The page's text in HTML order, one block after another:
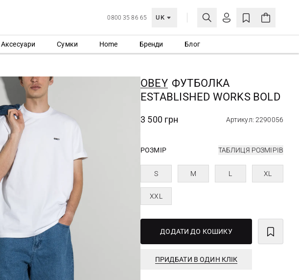
0800 35 86 65 UK
МОЯ ОБЛІКІВКА
Ще не зареєстровані?
СТВОРИТИ ОБЛІКІВКУ
Аксесуари Сумки Home Бренди Блог
OBEY ФУТБОЛКА
ESTABLISHED WORKS BOLD
3 500 грн Артикул: 2290056
РОЗМІР ТАБЛИЦЯ РОЗМІРІВ
S M L XL
XXL
ДОДАТИ ДО КОШИКУ
ПРИДБАТИ В ОДИН КЛІК